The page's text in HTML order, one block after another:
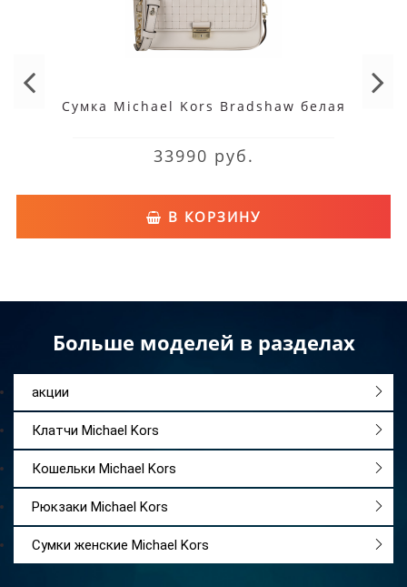
Cумка Michael Kors Bradshaw белая
33990 руб.
В КОРЗИНУ
Больше моделей в разделах
акции
Клатчи Michael Kors
Кошельки Michael Kors
Рюкзаки Michael Kors
Сумки женские Michael Kors